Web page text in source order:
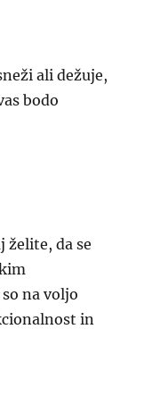
ali dežuje,
bodo
želite, da se
na voljo
in